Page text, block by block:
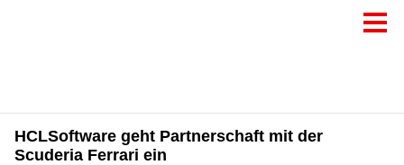
HCLSoftware geht Partnerschaft mit der
Scuderia Ferrari ein